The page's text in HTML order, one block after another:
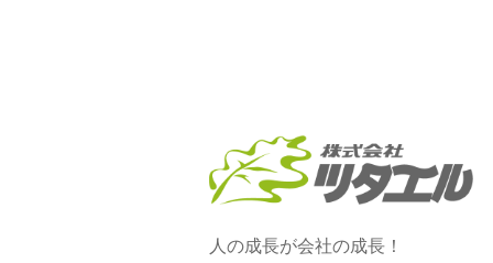
人の成長が会社の成長！